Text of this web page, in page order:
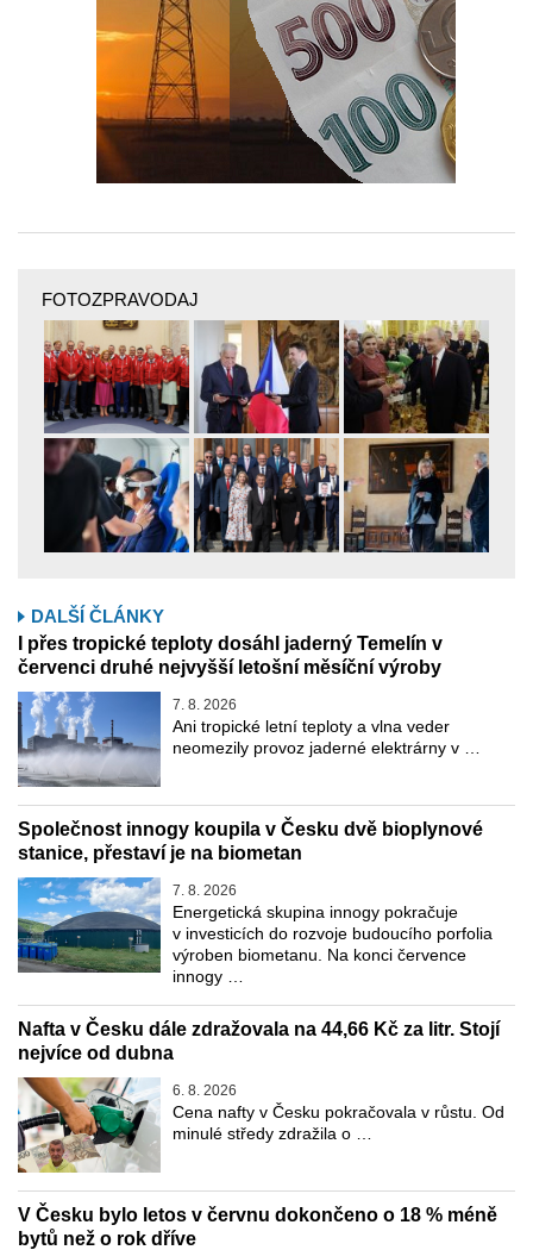
FOTOZPRAVODAJ
DALŠÍ ČLÁNKY
I přes tropické teploty dosáhl jaderný Temelín v
červenci druhé nejvyšší letošní měsíční výroby
7. 8. 2026
Ani tropické letní teploty a vlna veder
neomezily provoz jaderné elektrárny v …
Společnost innogy koupila v Česku dvě bioplynové
stanice, přestaví je na biometan
7. 8. 2026
Energetická skupina innogy pokračuje
v investicích do rozvoje budoucího porfolia
výroben biometanu. Na konci července
innogy …
Nafta v Česku dále zdražovala na 44,66 Kč za litr. Stojí
nejvíce od dubna
6. 8. 2026
Cena nafty v Česku pokračovala v růstu. Od
minulé středy zdražila o …
V Česku bylo letos v červnu dokončeno o 18 % méně
bytů než o rok dříve